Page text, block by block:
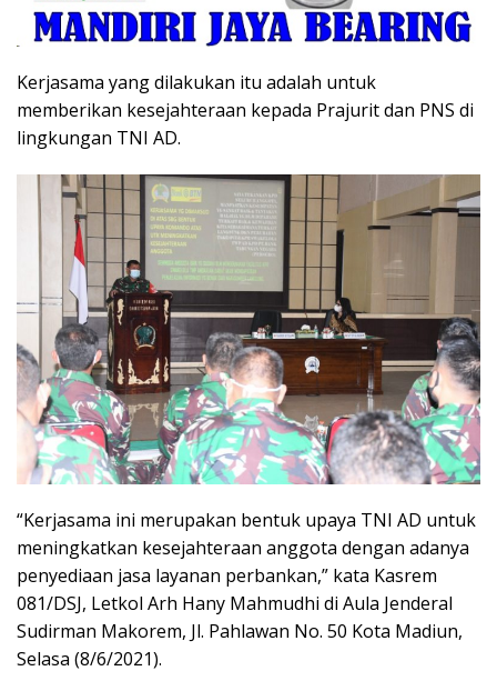
Kerjasama yang dilakukan itu adalah untuk
memberikan kesejahteraan kepada Prajurit dan PNS di
lingkungan TNI AD.
“Kerjasama ini merupakan bentuk upaya TNI AD untuk
meningkatkan kesejahteraan anggota dengan adanya
penyediaan jasa layanan perbankan,” kata Kasrem
081/DSJ, Letkol Arh Hany Mahmudhi di Aula Jenderal
Sudirman Makorem, Jl. Pahlawan No. 50 Kota Madiun,
Selasa (8/6/2021).